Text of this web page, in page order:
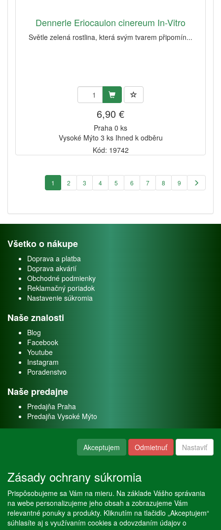
Dennerle Eriocaulon cinereum In-Vitro
Světle zelená rostlina, která svým tvarem připomín...
6,90 €
Praha 0 ks
Vysoké Mýto 3 ks Ihned k odběru
Kód: 19742
1 2 3 4 5 6 7 8 9
Všetko o nákupe
Doprava a platba
Doprava akvárií
Obchodné podmienky
Reklamačný poriadok
Nastavenie súkromia
Naše znalosti
Blog
Facebook
Youtube
Instagram
Poradenstvo
Naše predajne
Predajňa Praha
Predajňa Vysoké Mýto
Naše služby
Servis
Predaj akváriových rýb
Predaj akváriových rastlín
Akceptujem Odmietnuť Nastaviť
Zásady ochrany súkromia
Prispôsobujeme sa Vám na mieru. Na základe Vášho správania
na webe personalizujeme jeho obsah a zobrazujeme Vám
relevantné ponuky a produkty. Kliknutím na tlačidlo „Akceptujem“
súhlasíte aj s využívaním cookies a odovzdaním údajov o